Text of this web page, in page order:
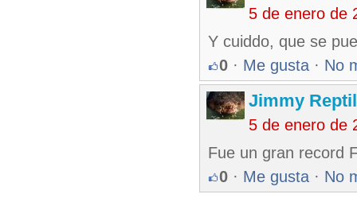
5 de enero de
Y cuiddo, que se
0 · Me gusta · No
Jimmy
5 de enero de
Fue un gran record
0 · Me gusta · No